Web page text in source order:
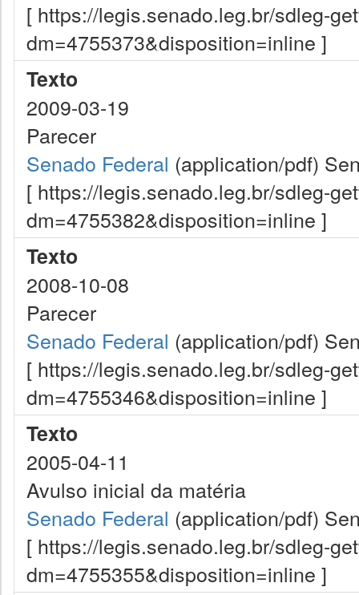
[ https://legis.senado.leg.br/sdleg-
dm=4755373&disposition=inline ]
Texto
2009-03-19
Parecer
Senado Federal (application/pdf)
[ https://legis.senado.leg.br/sdleg-
dm=4755382&disposition=inline ]
Texto
2008-10-08
Parecer
Senado Federal (application/pdf)
[ https://legis.senado.leg.br/sdleg-
dm=4755346&disposition=inline ]
Texto
2005-04-11
Avulso inicial da matéria
Senado Federal (application/pdf)
[ https://legis.senado.leg.br/sdleg-
dm=4755355&disposition=inline ]